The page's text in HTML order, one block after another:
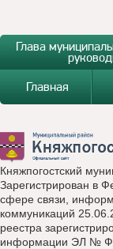
Глава
Главная
Княжпогостский
Зарегистрирован в
сфере связи,
коммуникаций
реестра
информации ЭЛ №